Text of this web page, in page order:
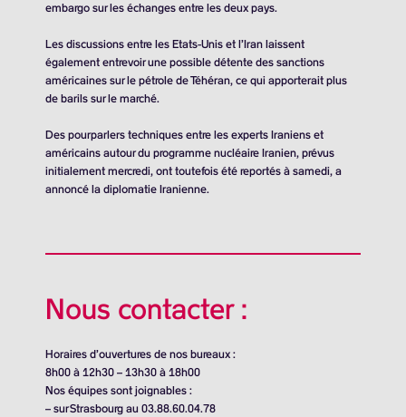
embargo sur les échanges entre les deux pays.
Les discussions entre les Etats-Unis et l’Iran laissent
également entrevoir une possible détente des sanctions
américaines sur le pétrole de Téhéran, ce qui apporterait plus
de barils sur le marché.
Des pourparlers techniques entre les experts Iraniens et
américains autour du programme nucléaire Iranien, prévus
initialement mercredi, ont toutefois été reportés à samedi, a
annoncé la diplomatie Iranienne.
Nous contacter :
Horaires d’ouvertures de nos bureaux :
8h00 à 12h30 – 13h30 à 18h00
Nos équipes sont joignables :
– sur Strasbourg au 03.88.60.04.78